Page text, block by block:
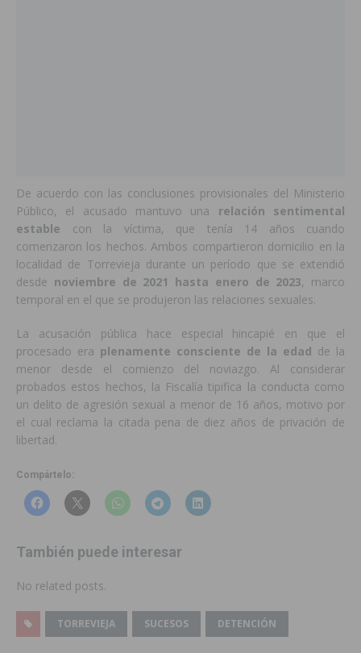
De acuerdo con las conclusiones provisionales del Ministerio
Público, el acusado mantuvo una relación sentimental
estable con la víctima, que tenía 14 años cuando
comenzaron los hechos. Ambos compartieron domicilio en la
localidad de Torrevieja durante un período que se extendió
desde noviembre de 2021 hasta enero de 2023, marco
temporal en el que se produjeron las relaciones sexuales.
La acusación pública hace especial hincapié en que el
procesado era plenamente consciente de la edad de la
menor desde el comienzo del noviazgo. Al considerar
probados estos hechos, la Fiscalía tipifica la conducta como
un delito de agresión sexual a menor de 16 años, motivo por
el cual reclama la citada pena de diez años de privación de
libertad.
Compártelo:
También puede interesar
No related posts.
TORREVIEJA SUCESOS DETENCIÓN